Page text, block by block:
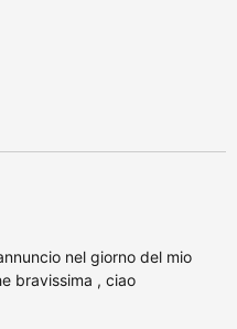
nel giorno del mio
bravissima , ciao